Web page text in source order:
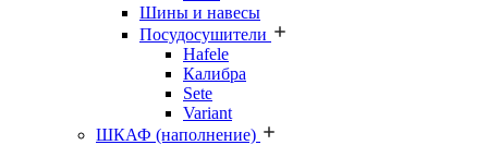
Шины и навесы
Посудосушители
Hafele
Калибра
Sete
Variant
ШКАФ (наполнение)